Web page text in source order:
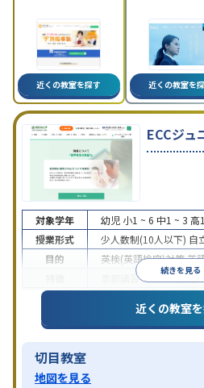
近くの教室を探す 近くの教室を
ECCジュ
続きを見る
対象学年 幼児 小1 ~ 6 中1 ~ 3 高
授業形式
少人数制(10人以下) 自
目的
英検(英語検定)対策英
季節講習のみの受講可
近くの教室
切目教室
地図を見る